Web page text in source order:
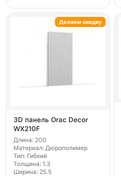
3D панель Orac Decor
WX210F
Длина: 200
Материал: Дюрополимер
Тип: Гибкий
Толщина: 1.3
Ширина: 25.5
Делаем скидку